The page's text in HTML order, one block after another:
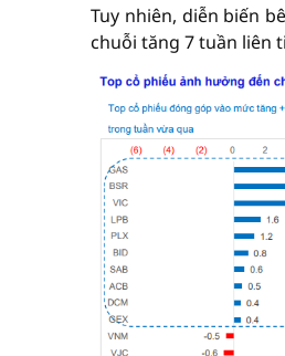
Tuy nhiên, diễn biến
chuỗi tăng 7 tuần liên